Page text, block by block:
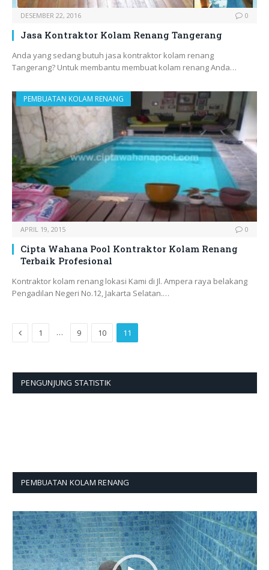
DESEMBER 22, 2016 0
Jasa Kontraktor Kolam Renang Tangerang
Anda yang sedang butuh jasa kontraktor kolam renang
Tangerang? Untuk membantu membuat kolam renang Anda…
PEMBUATAN KOLAM RENANG
APRIL 19, 2015 0
Cipta Wahana Pool Kontraktor Kolam Renang
Terbaik Profesional
Kontraktor kolam renang lokasi Kami di Jl. Ampera raya belakang
Pengadilan Negeri No.12, Jakarta Selatan.…
Previous
1 … 9 10 11
PENGUNJUNG STATISTIK
PEMBUATAN KOLAM RENANG
Pemutar
Video